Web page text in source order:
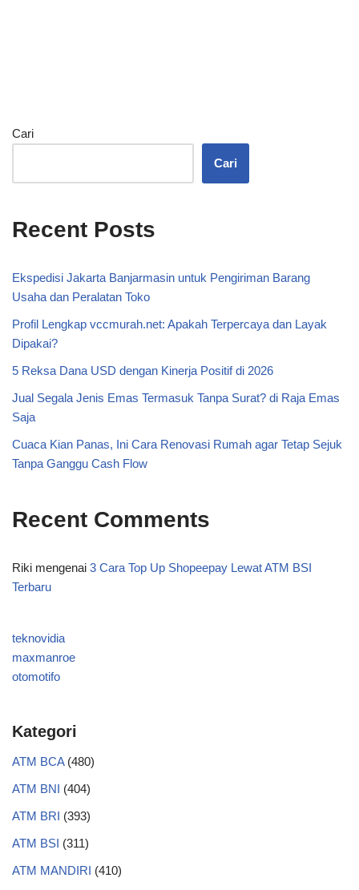
Cari
Cari
Recent Posts
Ekspedisi Jakarta Banjarmasin untuk Pengiriman Barang
Usaha dan Peralatan Toko
Profil Lengkap vccmurah.net: Apakah Terpercaya dan Layak
Dipakai?
5 Reksa Dana USD dengan Kinerja Positif di 2026
Jual Segala Jenis Emas Termasuk Tanpa Surat? di Raja Emas
Saja
Cuaca Kian Panas, Ini Cara Renovasi Rumah agar Tetap Sejuk
Tanpa Ganggu Cash Flow
Recent Comments
Riki mengenai 3 Cara Top Up Shopeepay Lewat ATM BSI
Terbaru
teknovidia
maxmanroe
otomotifo
Kategori
ATM BCA(480)
ATM BNI (404)
ATM BRI (393)
ATM BSI (311)
ATM MANDIRI (410)